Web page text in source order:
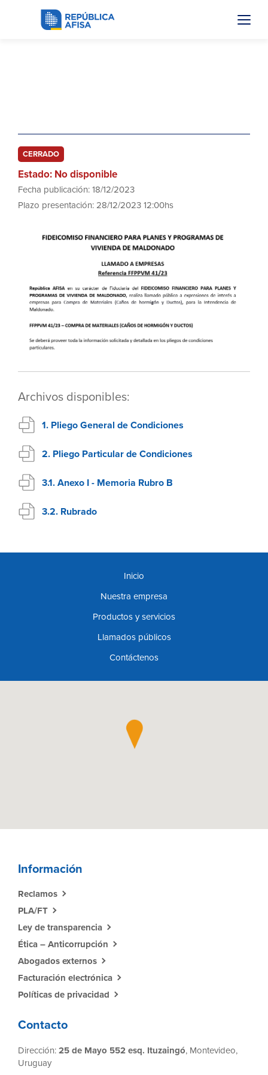
CERRADO
Estado: No disponible
Fecha publicación: 18/12/2023
Plazo presentación: 28/12/2023 12:00hs
Archivos disponibles:
1. Pliego General de Condiciones
2. Pliego Particular de Condiciones
3.1. Anexo I - Memoria Rubro B
3.2. Rubrado
Inicio
Nuestra empresa
Productos y servicios
Llamados públicos
Contáctenos
Información
Reclamos
PLA/FT
Ley de transparencia
Ética – Anticorrupción
Abogados externos
Facturación electrónica
Políticas de privacidad
Contacto
Dirección: 25 de Mayo 552 esq. Ituzaingó, Montevideo,
Uruguay